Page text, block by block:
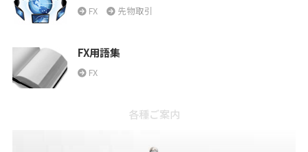
FX 先物取引
FX用語集
FX
各種ご案内